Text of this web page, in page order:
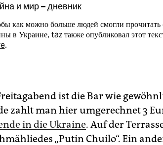
и мир – дневник
как можно больше людей смогли прочитать
в Украине, taz также опубликовал этот
.
ist die Bar wie
zahlt man hier umgerechnet 3
in die Ukraine. Auf der
„Putin Chuilo“. Ein